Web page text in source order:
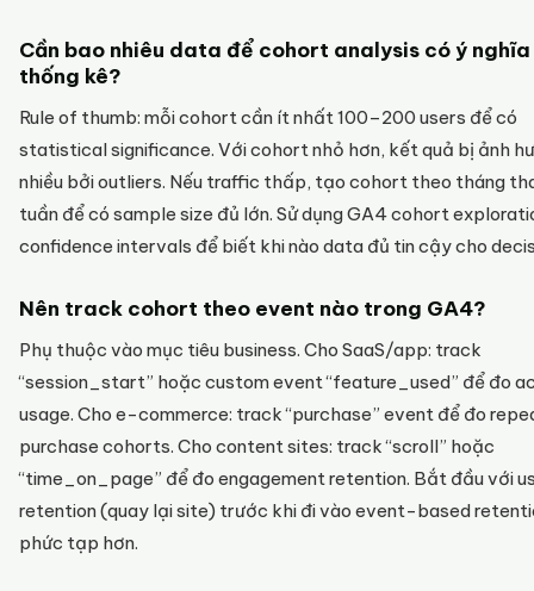
Cần bao nhiêu data để cohort analysis có ý nghĩa
thống kê?
Rule of thumb: mỗi cohort cần ít nhất 100–200 users để có
statistical significance. Với cohort nhỏ hơn, kết quả bị ảnh
nhiều bởi outliers. Nếu traffic thấp, tạo cohort theo tháng
tuần để có sample size đủ lớn. Sử dụng GA4 cohort
confidence intervals để biết khi nào data đủ tin cậy cho
Nên track cohort theo event nào trong GA4?
Phụ thuộc vào mục tiêu business. Cho SaaS/app: track
“session_start” hoặc custom event “feature_used” để đo
usage. Cho e-commerce: track “purchase” event để đo
purchase cohorts. Cho content sites: track “scroll” hoặc
“time_on_page” để đo engagement retention. Bắt đầu với
retention (quay lại site) trước khi đi vào event-based
phức tạp hơn.